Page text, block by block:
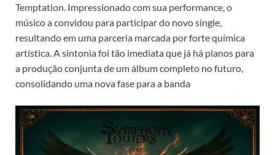
Temptation. Impressionado com sua performance, o
músico a convidou para participar do novo single,
resultando em uma parceria marcada por forte química
artística. A sintonia foi tão imediata que já há planos para
a produção conjunta de um álbum completo no futuro,
consolidando uma nova fase para a banda